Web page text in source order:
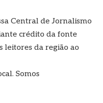
Central de Jornalismo
crédito da fonte
leitores da região ao
Somos